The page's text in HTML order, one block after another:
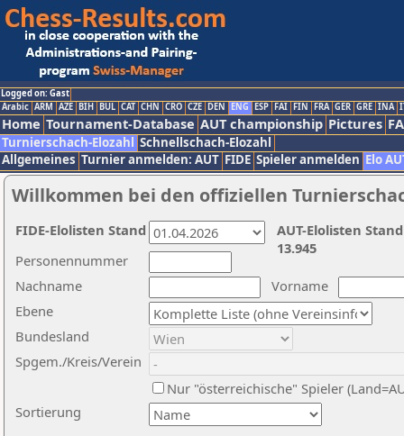
Logged on: Gast
Arabic ARM AZE BIH BUL CAT CHN CRO CZE DEN ENG ESP FAI FIN FRA GER GRE INA
Home Tournament-Database AUT championship Pictures
Turnierschach-Elozahl Schnellschach-Elozahl
Allgemeines Turnier anmelden: AUT FIDE Spieler anmelden Elo
Willkommen bei den offiziellen
Nachname
Vorname
Ebene
Sortierung
Personennummer
Bundesland
Spgem./Kreis/Verein
Nur "österreichische" Spieler
AUT-Elolisten
13.945
FIDE-Elolisten Stand